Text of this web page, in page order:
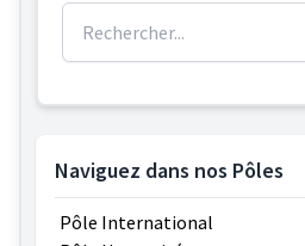
Rechercher :
Naviguez dans nos Pôles
Pôle International